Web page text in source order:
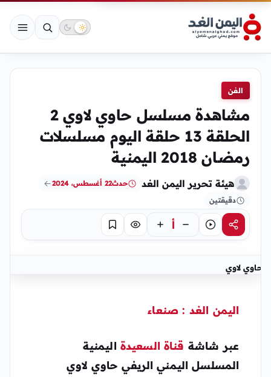
الفن
مشاهدة مسلسل حاوي لاوي 2
الحلقة 13 حلقة اليوم مسلسلات
رمضان 2018 اليمنية
هيئة تحرير اليمن الغد حدث22 أغسطس، 2024
دقيقتين
مشاركةاستماع أ تركيز حفظ
حاوي لاوي
اليمن الغد :صنعاء
عبر شاشة قناة السعيدةاليمنية
المسلسل اليمني الريفي حاوي لاوي